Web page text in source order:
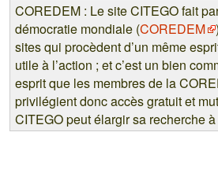
COREDEM : Le site CITEGO fait
démocratie mondiale (COREDEM
sites qui procèdent d’un même
utile à l’action ; et c’est un bien
esprit que les membres de la
privilégient donc accès gratuit et
CITEGO peut élargir sa recherche